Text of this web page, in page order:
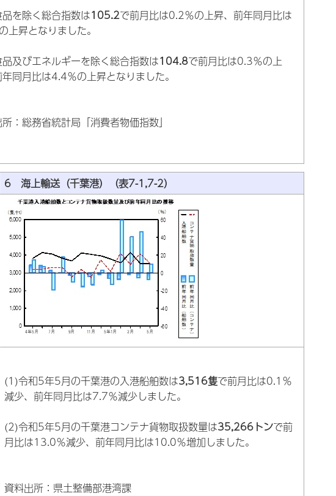
を除く総合指数は105.2で前月比は0.2％の上昇、前年同月比は
上昇となりました。
及びエネルギーを除く総合指数は104.8で前月比は0.3％の上
同月比は4.4％の上昇となりました。
：総務省統計局「消費者物価指数」
6 海上輸送（千葉港）（表7-1,7-2）
(1)令和5年5月の千葉港の入港船舶数は3,516隻で前月比は0.1％
減少、前年同月比は7.7％減少しました。
(2)令和5年5月の千葉港コンテナ貨物取扱数量は35,266トンで前
月比は13.0％減少、前年同月比は10.0％増加しました。
資料出所：県土整備部港湾課